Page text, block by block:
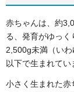
赤ちゃんは、約
る、発育がゆっ
2,500g未満（い
以下で生まれてい
小さく生まれた赤